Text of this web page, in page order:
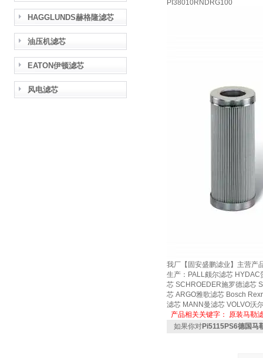
HAGGLUNDS赫格隆滤芯
油压机滤芯
EATON伊顿滤芯
风电滤芯
PI38010RNDRG100
我厂【固安盛鹏滤业】主营产
生产：PALL颇尔滤芯
芯 SCHROEDER施罗德滤芯
芯 ARGO雅歌滤芯 Bosch
滤芯 MANN曼滤芯 VOLVO沃
产品相关关键字： 原装马勒
如果你对Pi5115PS6德国马